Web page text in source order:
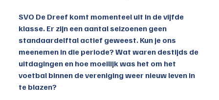
SVO De Dreef komt momenteel uit in de vijfde
klasse. Er zijn een aantal seizoenen geen
standaardelftal actief geweest. Kun je ons
meenemen in die periode? Wat waren destijds de
uitdagingen en hoe moeilijk was het om het
voetbal binnen de vereniging weer nieuw leven in
te blazen?